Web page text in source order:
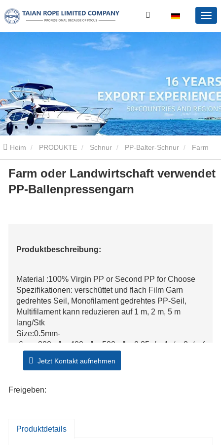
Heim PRODUKTE Schnur PP-Balter-Schnur
oder Landwirtschaft verwendet PP-Ballenpressengarn
Farm oder Landwirtschaft verwendet
PP-Ballenpressengarn
Produktbeschreibung:
Material :100% Virgin PP or Second PP for Choose
Spezifikationen: verschüttet und flach Film Garn
gedrehtes Seil, Monofilament gedrehtes PP-Seil,
Multifilament kann reduzieren auf 1 m, 2 m, 5 m
lang/Stk
Size:0.5mm-
-6mm,300m/kg,400m/kg,500m/kg,0.25g/m,1g/m,2g/
Strands: 1ply,2ply,3ply,4ply
Baum binden, Einrichtungsgegenstände
Jetzt Kontakt aufnehmen
Freigeben:
Produktdetails